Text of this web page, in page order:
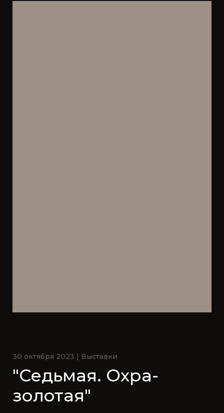
30 октября 2023 | Выставки
"Седьмая. Охра-
золотая"